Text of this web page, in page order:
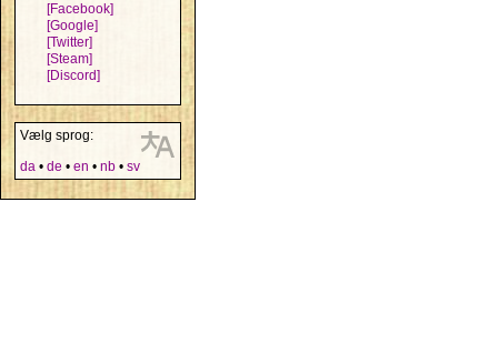
[Facebook]
[Google]
[Twitter]
[Steam]
[Discord]
Vælg sprog:
da • de • en • nb • sv